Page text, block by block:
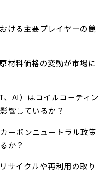
ける主要プレイヤーの競
材料価格の変動が市場に
AI）はコイルコーティン
響しているか？
ーボンニュートラル政策
か？
サイクルや再利用の取り